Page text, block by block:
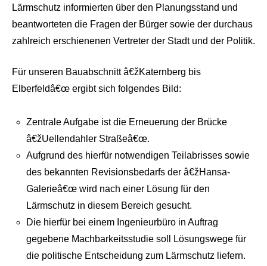
Lärmschutz informierten über den Planungsstand und
beantworteten die Fragen der Bürger sowie der durchaus
zahlreich erschienenen Vertreter der Stadt und der Politik.
Für unseren Bauabschnitt â€žKaternberg bis
Elberfeldâ€œ ergibt sich folgendes Bild:
Zentrale Aufgabe ist die Erneuerung der Brücke
â€žUellendahler Straßeâ€œ.
Aufgrund des hierfür notwendigen Teilabrisses sowie
des bekannten Revisionsbedarfs der â€žHansa-
Galerieâ€œ wird nach einer Lösung für den
Lärmschutz in diesem Bereich gesucht.
Die hierfür bei einem Ingenieurbüro in Auftrag
gegebene Machbarkeitsstudie soll Lösungswege für
die politische Entscheidung zum Lärmschutz liefern.